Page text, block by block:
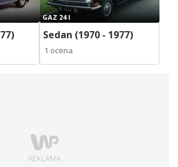
GAZ 24 I
Sedan (1970 - 1977)
1 ocena